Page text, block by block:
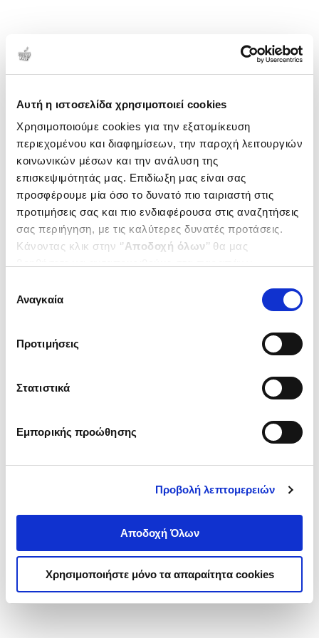
Αυτή η ιστοσελίδα χρησιμοποιεί cookies
Χρησιμοποιούμε cookies για την εξατομίκευση
περιεχομένου και διαφημίσεων, την παροχή λειτουργιών
κοινωνικών μέσων και την ανάλυση της
επισκεψιμότητάς μας. Επιδίωξη μας είναι σας
προσφέρουμε μία όσο το δυνατό πιο ταιριαστή στις
προτιμήσεις σας και πιο ενδιαφέρουσα στις αναζητήσεις
σας περιήγηση, με τις καλύτερες δυνατές προτάσεις.
Κάνοντας κλικ στην ‘’Αποδοχή όλων’’ θα μας
ενδιαφέρουν και να επιλέξετε από τα παρακάτω με την
΄΄και να ενημερωθείτε σχετικά με
συγκατάθεσης
Αναγκαία
Προτιμήσεις
Στατιστικά
Εμπορικής προώθησης
Προβολή λεπτομερειών
Αποδοχή Όλων
Χρησιμοποιήστε μόνο τα απαραίτητα cookies